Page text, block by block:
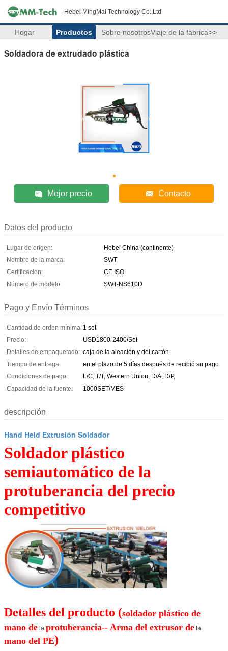
Hebei MingMai Technology Co.,Ltd
Hogar Productos Sobre nosotrosViaje de la fábrica>>
Soldadora de extrudado plástica
Mejor precio Contacto
Datos del producto
Lugar de origen:
Hebei China (continente)
Nombre de la marca:
SWT
Certificación:
CE ISO
Número de modelo:
SWT-NS610D
Pago y Envío Términos
Cantidad de orden mínima: 1 set
Precio:
USD1800-2400/Set
Detalles de empaquetado: caja de la aleación y del cartón
Tiempo de entrega:
en el plazo de 5 días después de recibió su pago
Condiciones de pago:
L/C, T/T, Western Union, D/A, D/P,
Capacidad de la fuente:
1000SET/MES
descripción
Hand Held Extrusión Soldador
Soldador plástico
semiautomático de la
protuberancia del precio
competitivo
Detalles del producto (soldador plástico de
mano de la protuberancia-- Arma del extrusor de la
mano del PE)